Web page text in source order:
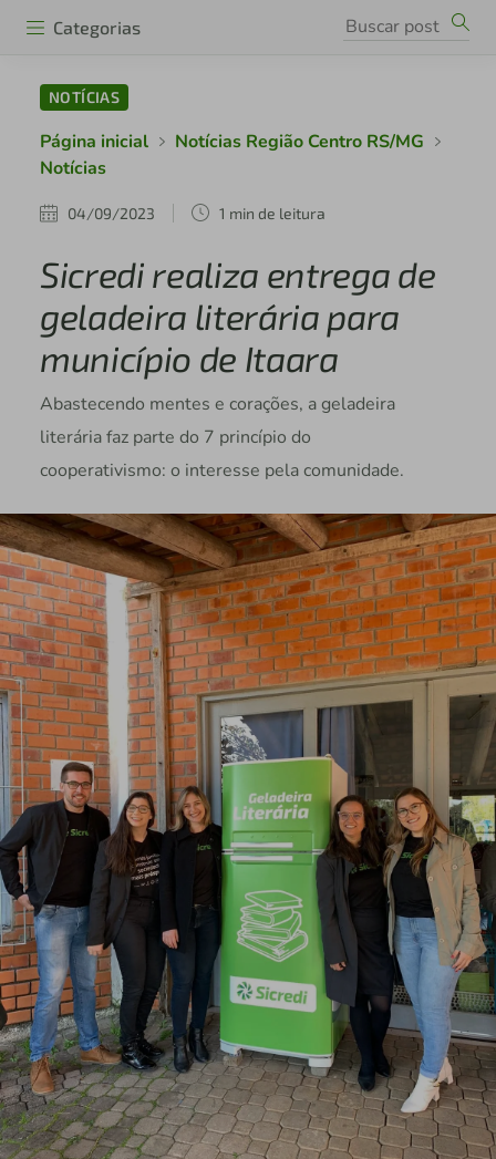
Categorias
NOTÍCIAS
Página inicial
Notícias Região Centro RS/MG
Notícias
04/09/2023 1 min de leitura
Sicredi realiza entrega de
geladeira literária para
município de Itaara
Abastecendo mentes e corações, a geladeira
literária faz parte do 7 princípio do
cooperativismo: o interesse pela comunidade.